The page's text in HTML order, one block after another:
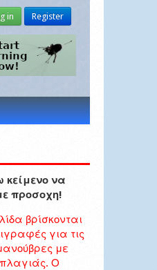
in Register
να
προσοχη!
βρίσκονται
για τις
με
Ο